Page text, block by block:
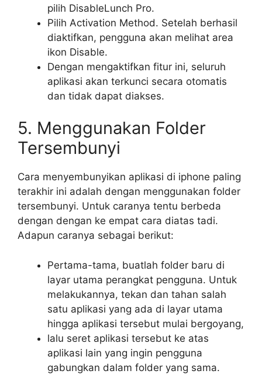
pilih DisableLunch Pro.
Pilih Activation Method. Setelah berhasil
diaktifkan, pengguna akan melihat area
ikon Disable.
Dengan mengaktifkan fitur ini, seluruh
aplikasi akan terkunci secara otomatis
dan tidak dapat diakses.
5. Menggunakan Folder
Tersembunyi
Cara menyembunyikan aplikasi di iphone paling
terakhir ini adalah dengan menggunakan folder
tersembunyi. Untuk caranya tentu berbeda
dengan dengan ke empat cara diatas tadi.
Adapun caranya sebagai berikut:
Pertama-tama, buatlah folder baru di
layar utama perangkat pengguna. Untuk
melakukannya, tekan dan tahan salah
satu aplikasi yang ada di layar utama
hingga aplikasi tersebut mulai bergoyang,
lalu seret aplikasi tersebut ke atas
aplikasi lain yang ingin pengguna
gabungkan dalam folder yang sama.